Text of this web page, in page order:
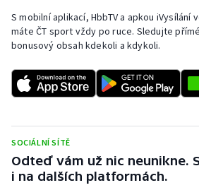
Rychlobruslení
Rychlostní kanoistika
Short track
Stolní tenis
Triatlon
S mobilní aplikací, HbbTV a apkou
máte ČT sport vždy po ruce. Sledujte
bonusový obsah kdekoli a kdykoli.
SOCIÁLNÍ SÍTĚ
Odteď vám už nic neunikne.
i na dalších platformách.